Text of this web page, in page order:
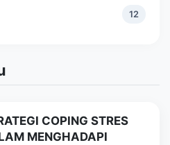
12
COPING STRES
MENGHADAPI